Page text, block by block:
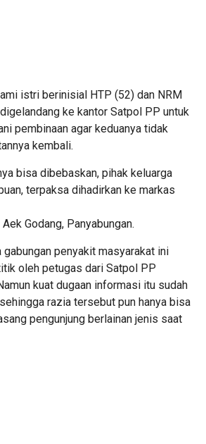
istri berinisial HTP (52) dan NRM
ke kantor Satpol PP untuk
pembinaan agar keduanya tidak
kembali.
bisa dibebaskan, pihak keluarga
terpaksa dihadirkan ke markas
Godang, Panyabungan.
gabungan penyakit masyarakat ini
oleh petugas dari Satpol PP
kuat dugaan informasi itu sudah
razia tersebut pun hanya bisa
pengunjung berlainan jenis saat